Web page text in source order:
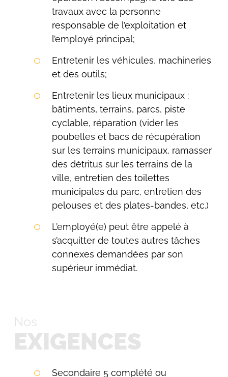
travaux avec la personne
responsable de l’exploitation et
l’employé principal;
Entretenir les véhicules, machineries
et des outils;
Entretenir les lieux municipaux :
bâtiments, terrains, parcs, piste
cyclable, réparation (vider les
poubelles et bacs de récupération
sur les terrains municipaux, ramasser
des détritus sur les terrains de la
ville, entretien des toilettes
municipales du parc, entretien des
pelouses et des plates-bandes, etc.)
L’employé(e) peut être appelé à
s’acquitter de toutes autres tâches
connexes demandées par son
supérieur immédiat.
Nos
EXIGENCES
Secondaire 5 complété ou